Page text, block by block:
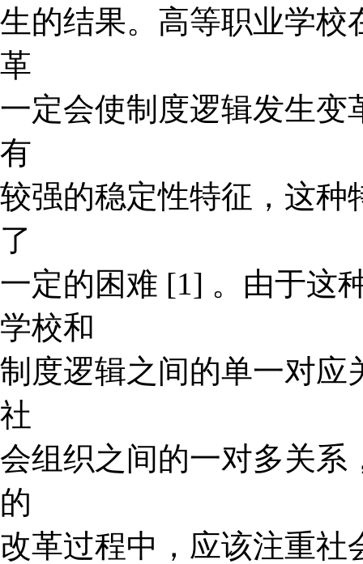
生的结果。高等职业学校
革
一定会使制度逻辑发生变
有
较强的稳定性特征，这种
了
一定的困难 [1] 。由于这
学校和
制度逻辑之间的单一对应
社
会组织之间的一对多关系
的
改革过程中，应该注重社